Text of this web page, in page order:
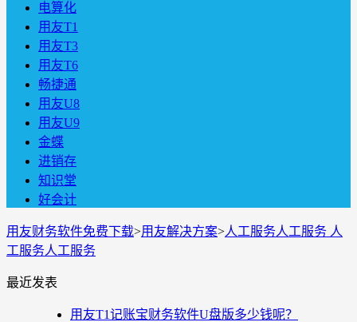
电算化
用友T1
用友T3
用友T6
畅捷通
用友U8
用友U9
金蝶
进销存
知识堂
好会计
用友财务软件免费下载>用友解决方案>人工服务人工服务 人
工服务人工服务
最近发表
用友T1记账宝财务软件U盘版多少钱呢？